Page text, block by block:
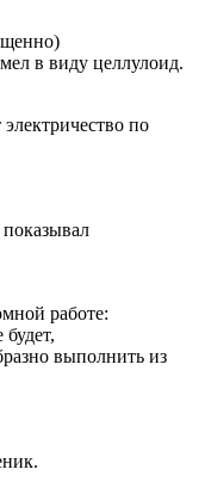
в виду целлулоид.
по
работе:
выполнить из